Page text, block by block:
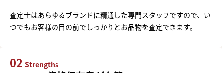
査定士はあらゆるブランドに精通した専門スタッフですので、い
つでもお客様の目の前でしっかりとお品物を査定できます。
02 Strengths